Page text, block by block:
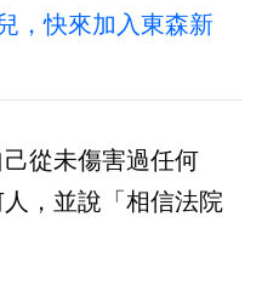
，快來加入東森新
從未傷害過任何
，並說「相信法院